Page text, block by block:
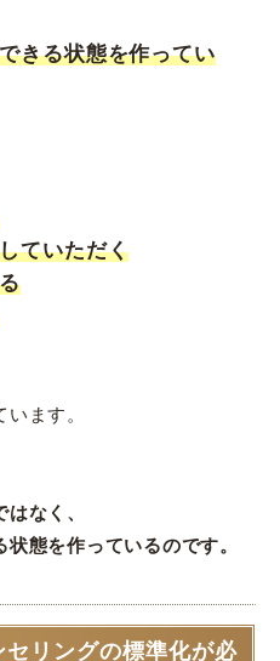
きる状態を作ってい
ていただく
ます。
なく、
態を作っているのです。
リングの標準化が必